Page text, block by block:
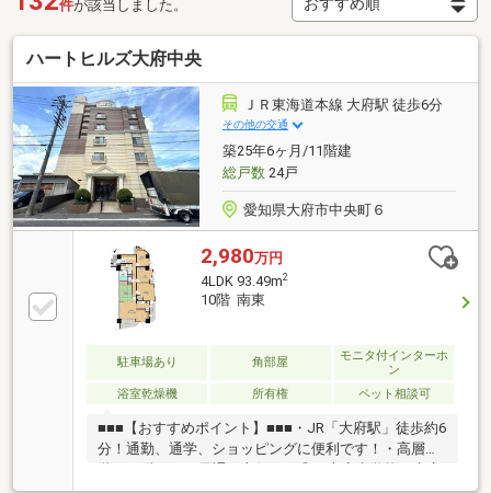
件が該当しました。
ハートヒルズ大府中央
ＪＲ東海道本線 大府駅 徒歩6分
その他の交通
築25年6ヶ月/11階建
総戸数24戸
愛知県大府市中央町６
2,980万円
4LDK 93.49m2
10階 南東
駐車場あり 角部屋
モニタ付インターホ
ン
浴室乾燥機
所有権 ペット相談可
■■■【おすすめポイント】■■■・JR「大府駅」徒歩約6
分！通勤、通学、ショッピングに便利です！・高層
階！10階のため風通し良好です◎・大府小学校、大府